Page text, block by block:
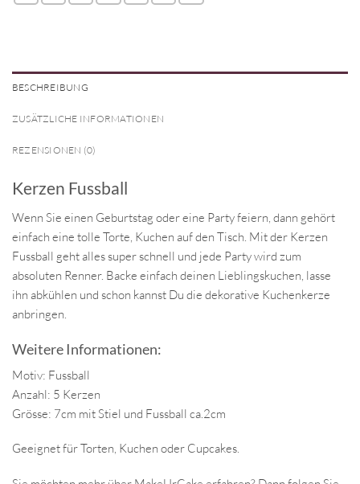
BESCHREIBUNG
ZUSÄTZLICHE INFORMATIONEN
REZENSIONEN (0)
Kerzen Fussball
Wenn Sie einen Geburtstag oder eine Party feiern, dann gehört
einfach eine tolle Torte, Kuchen auf den Tisch. Mit der Kerzen
Fussball geht alles super schnell und jede Party wird zum
absoluten Renner. Backe einfach deinen Lieblingskuchen, lasse
ihn abkühlen und schon kannst Du die dekorative Kuchenkerze
anbringen.
Weitere Informationen:
Motiv: Fussball
Anzahl: 5 Kerzen
Grösse: 7cm mit Stiel und Fussball ca.2cm
Geeignet für Torten, Kuchen oder Cupcakes.